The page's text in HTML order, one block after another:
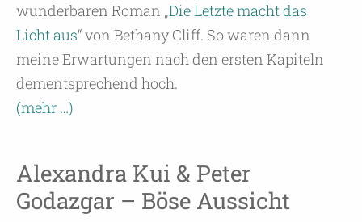
wunderbaren Roman „Die Letzte macht das
Licht aus“ von Bethany Cliff. So waren dann
meine Erwartungen nach den ersten Kapiteln
dementsprechend hoch.
(mehr …)
Alexandra Kui & Peter
Godazgar – Böse Aussicht